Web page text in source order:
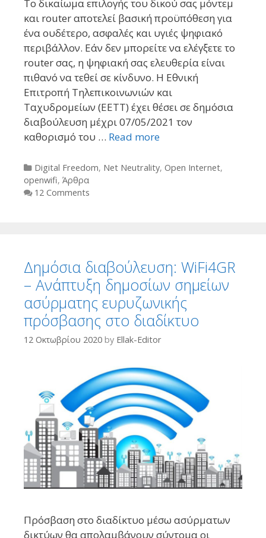
Το δικαίωμα επιλογής του δικού σας μόντεμ
και router αποτελεί βασική προϋπόθεση για
ένα ουδέτερο, ασφαλές και υγιές ψηφιακό
περιβάλλον. Εάν δεν μπορείτε να ελέγξετε το
router σας, η ψηφιακή σας ελευθερία είναι
πιθανό να τεθεί σε κίνδυνο. H Eθνική
Επιτροπή Τηλεπικοινωνιών και
Ταχυδρομείων (ΕΕΤΤ) έχει θέσει σε δημόσια
διαβούλευση μέχρι 07/05/2021 τον
καθορισμό του … Read more
Categories
Digital Freedom, Net Neutrality, Open Internet,
openwifi, Άρθρα
12 Comments
Δημόσια διαβούλευση: WiFi4GR
– Ανάπτυξη δημοσίων σημείων
ασύρματης ευρυζωνικής
πρόσβασης στο διαδίκτυο
12 Οκτωβρίου 2020 by Ellak-Editor
Πρόσβαση στο διαδίκτυο μέσω ασύρματων
δικτύων θα απολαμβάνουν σύντομα οι